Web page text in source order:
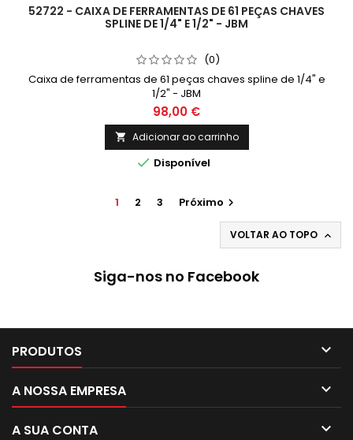
52722 - CAIXA DE FERRAMENTAS DE 61 PEÇAS CHAVES
SPLINE DE 1/4" E 1/2" - JBM
(0)
Caixa de ferramentas de 61 peças chaves spline de 1/4" e
1/2" - JBM
98,00 €
 Adicionar ao carrinho
 Disponível
1 2 3 Próximo 
VOLTAR AO TOPO 
Siga-nos no Facebook
PRODUTOS 
A NOSSA EMPRESA 
A SUA CONTA 